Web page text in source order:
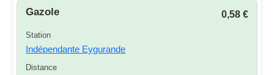
Gazole 0,58 €
Station
Indépendante Eygurande
Distance